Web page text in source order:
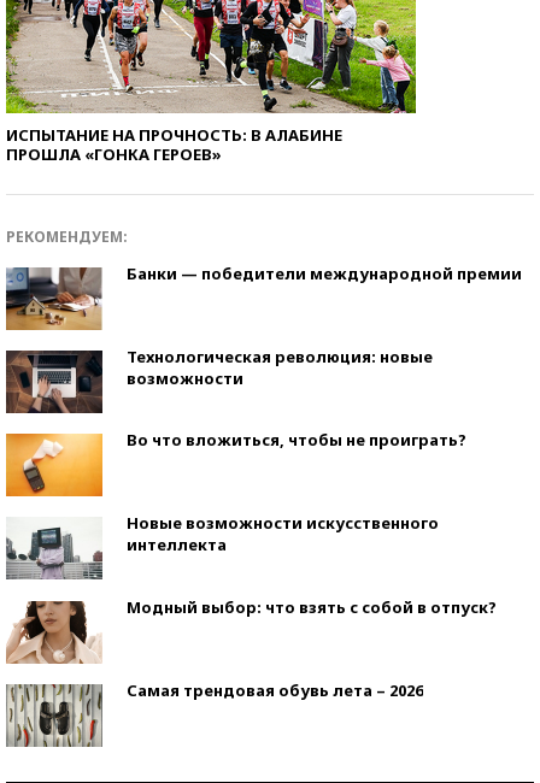
ИСПЫТАНИЕ НА ПРОЧНОСТЬ: В АЛАБИНЕ
ПРОШЛА «ГОНКА ГЕРОЕВ»
РЕКОМЕНДУЕМ:
Банки — победители международной премии
Технологическая революция: новые
возможности
Во что вложиться, чтобы не проиграть?
Новые возможности искусственного
интеллекта
Модный выбор: что взять с собой в отпуск?
Самая трендовая обувь лета – 2026